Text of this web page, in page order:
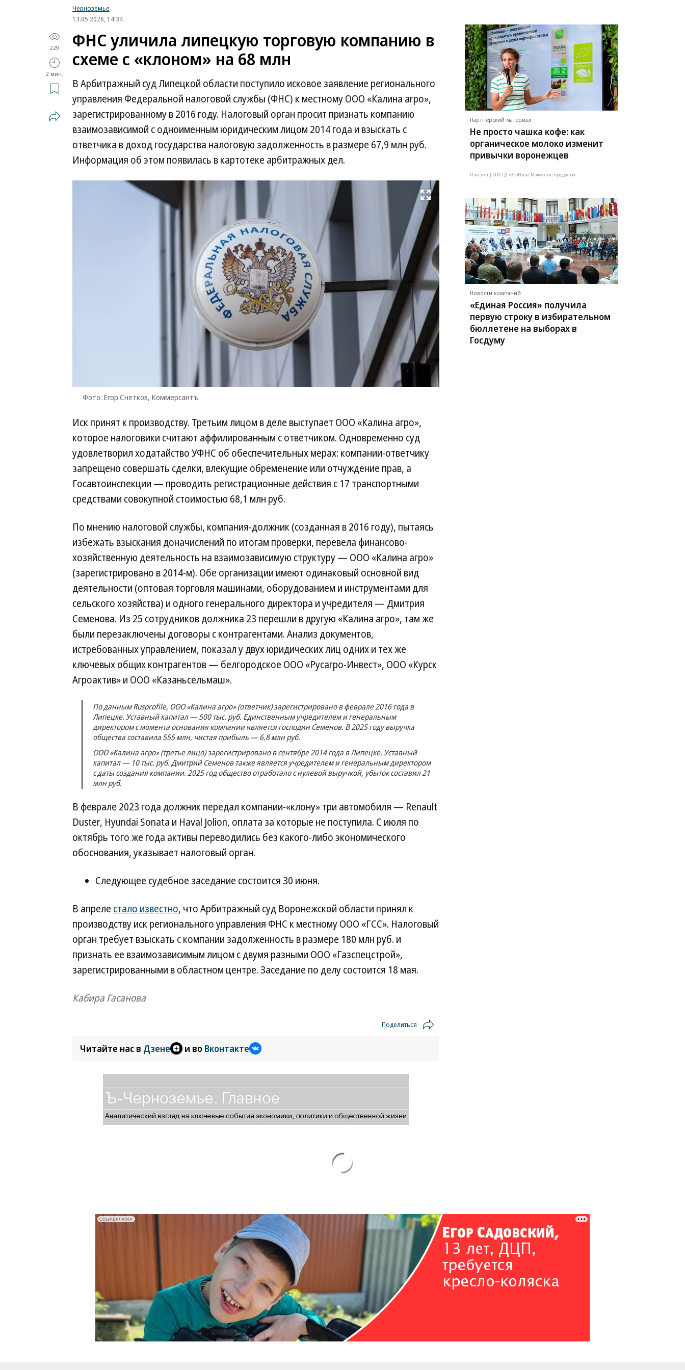
Черноземье
13.05.2026, 14:34
229
2 мин.
ФНС уличила липецкую торговую компанию в
схеме с «клоном» на 68 млн
В Арбитражный суд Липецкой области поступило исковое заявление регионального
управления Федеральной налоговой службы (ФНС) к местному ООО «Калина агро»,
зарегистрированному в 2016 году. Налоговый орган просит признать компанию
взаимозависимой с одноименным юридическим лицом 2014 года и взыскать с
ответчика в доход государства налоговую задолженность в размере 67,9 млн руб.
Информация об этом появилась в картотеке арбитражных дел.
Развернуть на весь экран
Фото: Егор Снетков, Коммерсантъ
Фото:
Снетков,
Коммерсантъ
Иск принят к производству. Третьим лицом в деле выступает ООО «Калина агро»,
которое налоговики считают аффилированным с ответчиком. Одновременно суд
удовлетворил ходатайство УФНС об обеспечительных мерах: компании-ответчику
запрещено совершать сделки, влекущие обременение или отчуждение прав, а
Госавтоинспекции — проводить регистрационные действия с 17 транспортными
средствами совокупной стоимостью 68,1 млн руб.
По мнению налоговой службы, компания-должник (созданная в 2016 году), пытаясь
избежать взыскания доначислений по итогам проверки, перевела финансово-
хозяйственную деятельность на взаимозависимую структуру — ООО «Калина агро»
(зарегистрировано в 2014-м). Обе организации имеют одинаковый основной вид
деятельности (оптовая торговля машинами, оборудованием и инструментами для
сельского хозяйства) и одного генерального директора и учредителя — Дмитрия
Семенова. Из 25 сотрудников должника 23 перешли в другую «Калина агро», там же
были перезаключены договоры с контрагентами. Анализ документов,
истребованных управлением, показал у двух юридических лиц одних и тех же
ключевых общих контрагентов — белгородское ООО «Русагро-Инвест», ООО «Курск
Агроактив» и ООО «Казаньсельмаш».
По данным Rusprofile, ООО «Калина агро» (ответчик) зарегистрировано в феврале 2016 года в
Липецке. Уставный капитал — 500 тыс. руб. Единственным учредителем и генеральным
директором с момента основания компании является господин Семенов. В 2025 году выручка
общества составила 555 млн, чистая прибыль — 6,8 млн руб.
ООО «Калина агро» (третье лицо) зарегистрировано в сентябре 2014 года в Липецке. Уставный
капитал — 10 тыс. руб. Дмитрий Семенов также является учредителем и генеральным директором
с даты создания компании. 2025 год общество отработало с нулевой выручкой, убыток составил 21
млн руб.
В феврале 2023 года должник передал компании-«клону» три автомобиля — Renault
Duster, Hyundai Sonata и Haval Jolion, оплата за которые не поступила. С июля по
октябрь того же года активы переводились без какого-либо экономического
обоснования, указывает налоговый орган.
Следующее судебное заседание состоится 30 июня.
В апреле стало известно, что Арбитражный суд Воронежской области принял к
производству иск регионального управления ФНС к местному ООО «ГСС». Налоговый
орган требует взыскать с компании задолженность в размере 180 млн руб. и
признать ее взаимозависимым лицом с двумя разными ООО «Газспецстрой»,
зарегистрированными в областном центре. Заседание по делу состоится 18 мая.
Кабира Гасанова
Поделиться
Читайте нас в Дзене и во Вконтакте
Партнерский материал
Не просто чашка кофе: как
органическое молоко изменит
привычки воронежцев
Реклама | ООО ТД «ЭкоНива Молочные продукты»
Новости компаний
«Единая Россия» получила
первую строку в избирательном
бюллетене на выборах в
Госдуму
СОЦРЕКЛАМА